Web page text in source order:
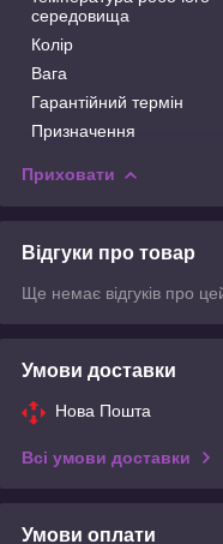
середовища
Колір
Вага
Гарантійний термін
Призначення
Приховати
Відгуки про товар
Ще немає відгуків про
Умови доставки
Нова Пошта
Всі умови доставки
Умови оплати